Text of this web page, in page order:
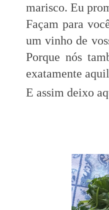
marisco. Eu
Façam para
um vinho de
Porque nós
exatamente
E assim deixo